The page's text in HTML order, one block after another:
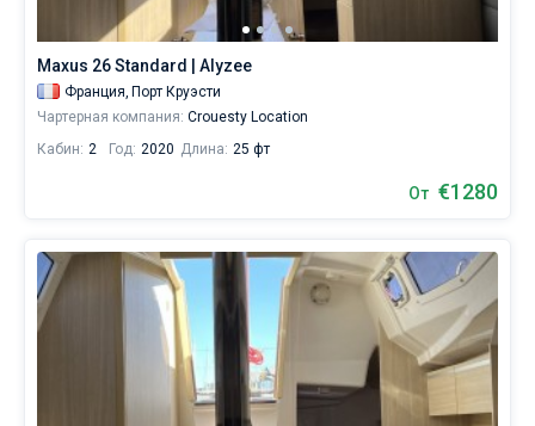
аренду
вы
найдете
28
от
1029€,
как
для
Maxus 26 Standard | Alyzee
Франция, Порт Круэсти
Чартерная компания: Crouesty Location
Кабин: 2 Год: 2020 Длина: 25 фт
От €1280
Со шкипером